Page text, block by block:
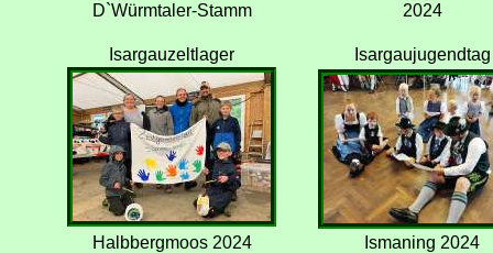
D`Würmtaler-Stamm 2024
Isargauzeltlager Isargaujugendtag
Halbbergmoos 2024 Ismaning 2024